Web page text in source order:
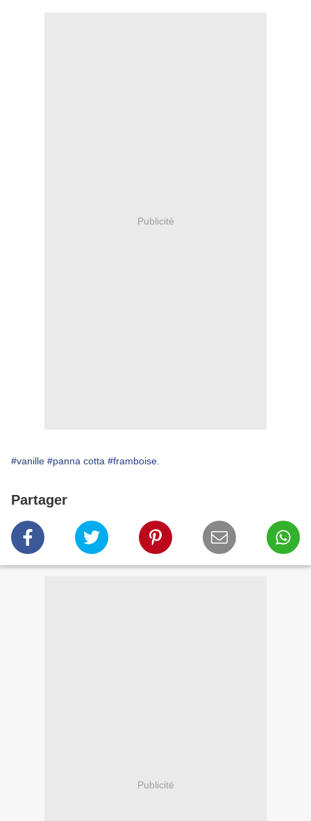
Publicité
#vanille #panna cotta #framboise.
Partager
Publicité